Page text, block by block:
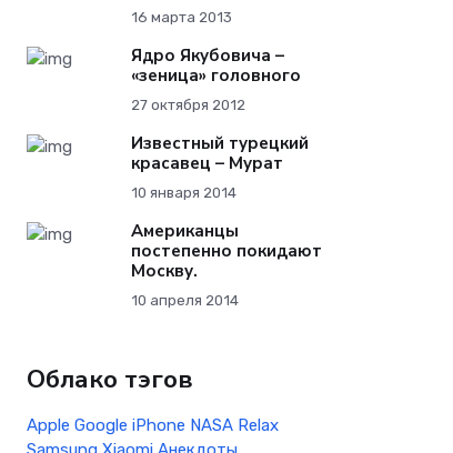
16 марта 2013
Ядро Якубовича –
«зеница» головного
27 октября 2012
Известный турецкий
красавец – Мурат
10 января 2014
Американцы
постепенно покидают
Москву.
10 апреля 2014
Облако тэгов
Apple Google iPhone NASA Relax